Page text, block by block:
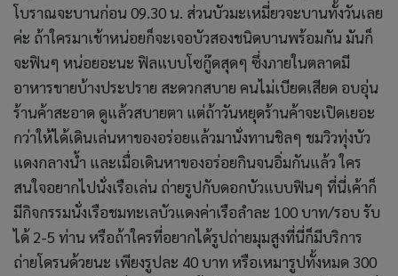
โบราณจะบานก่อน 09.30 น. ส่วนบัวมะเหมี่ยวจะบานทั้งวันเลย
ค่ะ ถ้าใครมาเช้าหน่อยก็จะเจอบัวสองชนิดบานพร้อมกัน มันก็
จะฟินๆ หน่อยอะนะ ฟิลแบบโซกู๊ดสุดๆ ซึ่งภายในตลาดมี
อาหารขายบ้างประปราย สะดวกสบาย คนไม่เบียดเสียด อบอุ่น
ร้านค้าสะอาด ดูแล้วสบายตา แต่ถ้าวันหยุดร้านค้าจะเปิดเยอะ
กว่าให้ได้เดินเล่นหาของอร่อยแล้วมานั่งทานชิลๆ ชมวิวทุ่งบัว
แดงกลางน้ำ และเมื่อเดินหาของอร่อยกินจนอิ่มกันแล้ว ใคร
สนใจอยากไปนั่งเรือเล่น ถ่ายรูปกับดอกบัวแบบฟินๆ ที่นี่เค้าก็
มีกิจกรรมนั่งเรือชมทะเลบัวแดงค่าเรือลำละ 100 บาท/รอบ รับ
ได้ 2-5 ท่าน หรือถ้าใครที่อยากได้รูปถ่ายมุมสูงที่นี่ก็มีบริการ
ถ่ายโดรนด้วยนะ เพียงรูปละ 40 บาท หรือเหมารูปทั้งหมด 300